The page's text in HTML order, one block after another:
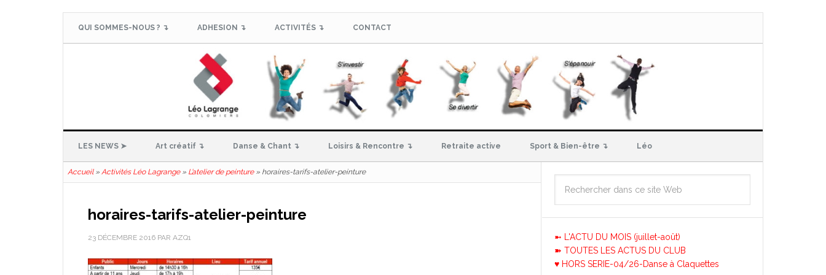
QUI SOMMES-NOUS ? ↴ ADHESION ↴ ACTIVITÉS ↴ CONTACT
LES NEWS ➤ Art créatif ↴ Danse & Chant ↴ Loisirs & Rencontre ↴ Retraite active Sport & Bien-être ↴ Léo
Accueil» Activités Léo Lagrange» L’atelier de peinture» horaires-tarifs-atelier-peinture
horaires-tarifs-atelier-peinture
23 DÉCEMBRE 2016 PAR AZQ1
➼ L'ACTU DU MOIS (juillet-août)
➽ TOUTES LES ACTUS DU CLUB
♥ HORS SERIE-04/26-Danse à Claquettes